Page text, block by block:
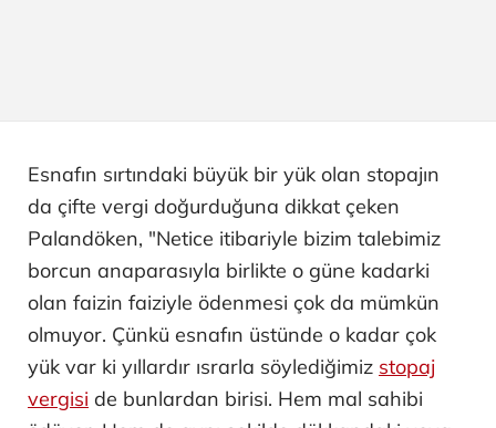
Esnafın sırtındaki büyük bir yük olan stopajın
da çifte vergi doğurduğuna dikkat çeken
Palandöken, "Netice itibariyle bizim talebimiz
borcun anaparasıyla birlikte o güne kadarki
olan faizin faiziyle ödenmesi çok da mümkün
olmuyor. Çünkü esnafın üstünde o kadar çok
yük var ki yıllardır ısrarla söylediğimiz stopaj
vergisi de bunlardan birisi. Hem mal sahibi